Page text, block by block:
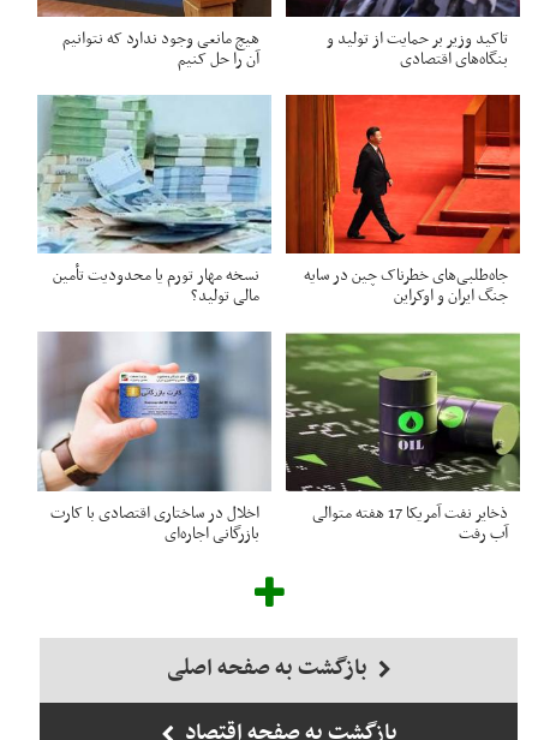
تاکید وزیر بر حمایت از تولید و
بنگاه‌های اقتصادی
هیچ مانعی وجود ندارد که نتوانیم
آن را حل کنیم
جاه‌طلبی‌های خطرناک چین در سایه
جنگ‌ ایران و اوکراین
نسخه مهار تورم یا محدودیت تأمین
مالی تولید؟
ذخایر نفت آمریکا 17 هفته متوالی
آب رفت
اخلال در ساختاری اقتصادی با کارت‌
بازرگانی اجاره‌ای
بازگشت به صفحه اصلی